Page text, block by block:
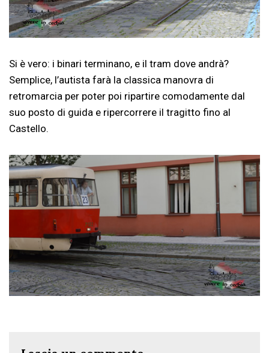
Si è vero: i binari terminano, e il tram dove andrà?
Semplice, l’autista farà la classica manovra di
retromarcia per poter poi ripartire comodamente dal
suo posto di guida e ripercorrere il tragitto fino al
Castello.